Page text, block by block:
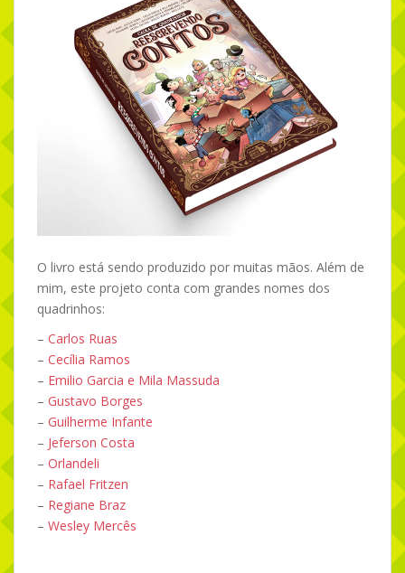
O livro está sendo produzido por muitas mãos. Além de
mim, este projeto conta com grandes nomes dos
quadrinhos:
– Carlos Ruas
– Cecília Ramos
– Emilio Garcia e Mila Massuda
– Gustavo Borges
– Guilherme Infante
– Jeferson Costa
– Orlandeli
– Rafael Fritzen
– Regiane Braz
– Wesley Mercês